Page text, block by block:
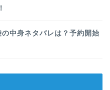
中身ネタバレは？予約開始